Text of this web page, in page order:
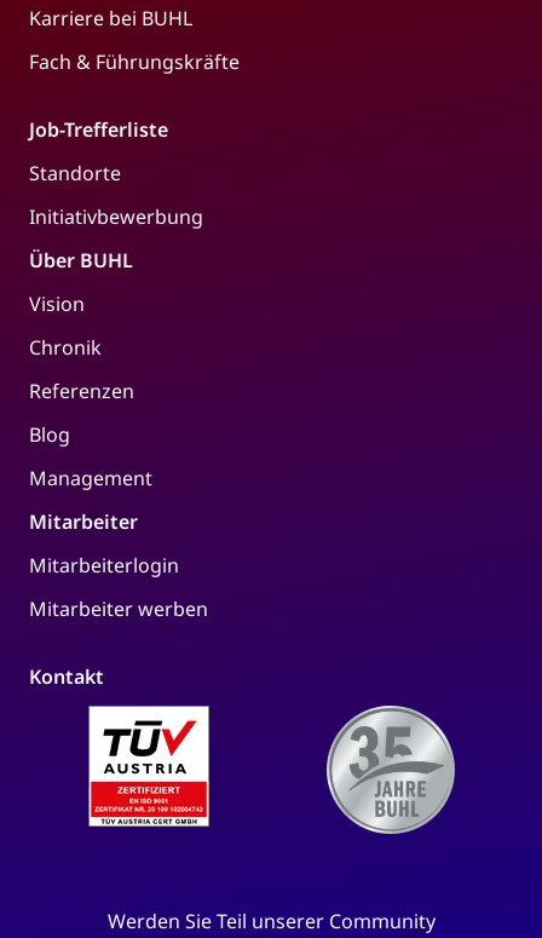
Karriere bei BUHL
Fach & Führungskräfte
Job-Trefferliste
Standorte
Initiativbewerbung
Über BUHL
Vision
Chronik
Referenzen
Blog
Management
Mitarbeiter
Mitarbeiterlogin
Mitarbeiter werben
Kontakt
Werden Sie Teil unserer Community